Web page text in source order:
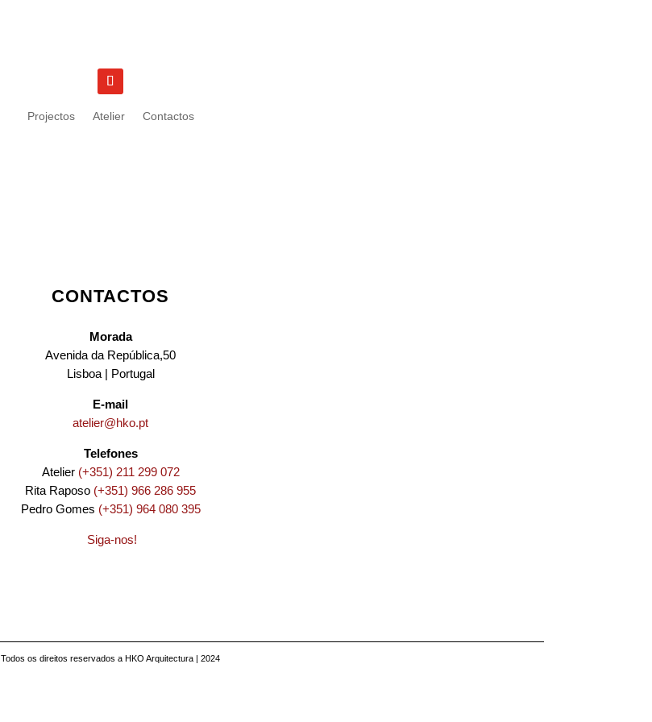
Projectos Atelier Contactos
CONTACTOS
Morada
Avenida da República,50
Lisboa | Portugal
E-mail
atelier@hko.pt
Telefones
Atelier (+351) 211 299 072
Rita Raposo (+351) 966 286 955
Pedro Gomes (+351) 964 080 395
Siga-nos!
Todos os direitos reservados a HKO Arquitectura | 2024